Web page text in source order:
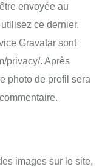
envoyée au
ce dernier.
Gravatar sont
privacy/. Après
photo de profil sera
images sur le site,